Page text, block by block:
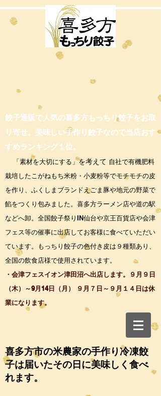
餃子通販で人気の喜多方もっちり餃子をお取
り寄せ。美味しい手作り餃子なので当店おす
すめランキング１位。
「素材を大切にする」を考えて 自社で有機肥料
栽培したこがねもち米粉・小麦粉等でモチモチの皮
を作り、ふくしまブランドえごま豚や地元の野菜で
餡をつくり包みました。喜多方ラーメン店や道の駅
などへ卸。全国餃子祭りIN仙台や京王百貨店や会津
フェス等の催事に出店してお客様に食べていただい
ています。もっちり餃子の色付き皮は９種類あり、
全国の飲食店様で使用されています。
・会津フェスイオン津田沼へ出店します。９月９日
（木）～9月14日（月） ９月７日～９月１４日は休
業になります。
喜多方市の米農家の手作り冷凍餃
子は届いたその日に美味しく食べ
れます。